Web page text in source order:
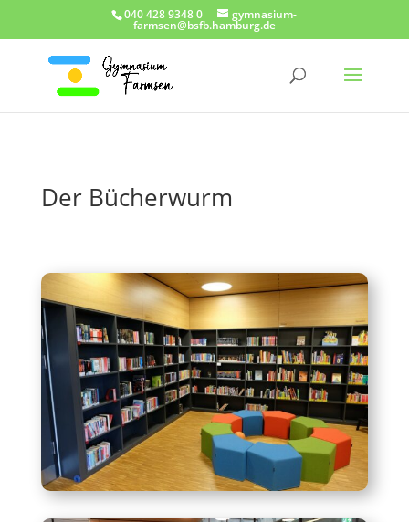
040 428 9348 0 gymnasium-
farmsen@bsfb.hamburg.de
Der Bücherwurm